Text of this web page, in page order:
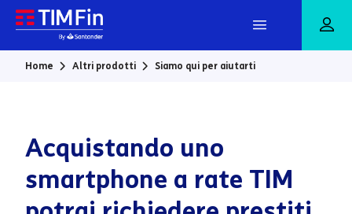
Vai al contenuto principale
Home Altri prodotti Siamo qui per aiutarti
Acquistando uno
smartphone a rate TIM